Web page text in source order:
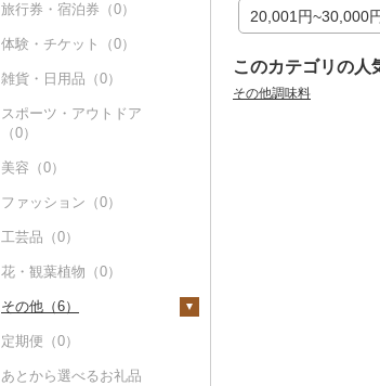
旅行券・宿泊券（0）
体験・チケット（0）
雑貨・日用品（0）
スポーツ・アウトドア
（0）
美容（0）
ファッション（0）
工芸品（0）
花・観葉植物（0）
その他（6）
地域サービス（0）
その他（6）
定期便（0）
あとから選べるお礼品
20,001円~30,000
このカテゴリの人
その他調味料